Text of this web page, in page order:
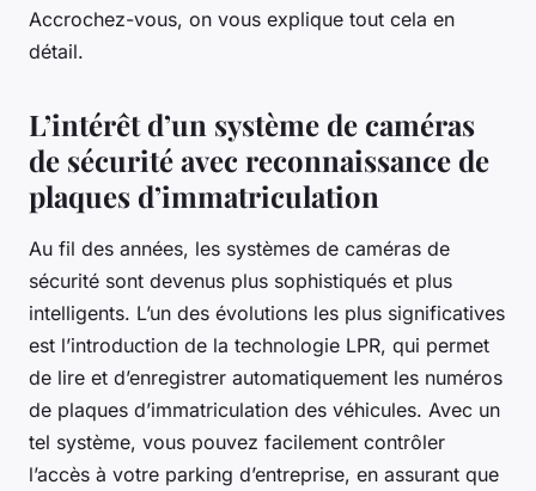
Accrochez-vous, on vous explique tout cela en
détail.
L’intérêt d’un système de caméras
de sécurité avec reconnaissance de
plaques d’immatriculation
Au fil des années, les systèmes de caméras de
sécurité sont devenus plus sophistiqués et plus
intelligents. L’un des évolutions les plus significatives
est l’introduction de la technologie LPR, qui permet
de lire et d’enregistrer automatiquement les numéros
de plaques d’immatriculation des véhicules. Avec un
tel système, vous pouvez facilement contrôler
l’accès à votre parking d’entreprise, en assurant que